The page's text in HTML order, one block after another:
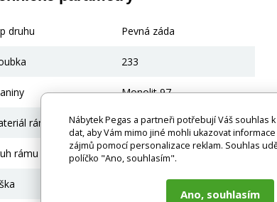
druhu Pevná záda
233
Monolit 97
rámu Dřevo
rámu Borovice
Nábytek Pegas a partneři potřebují Váš souhlas
dat, aby Vám mimo jiné mohli ukazovat informace
zájmů pomocí personalizace reklam. Souhlas
políčko "Ano, souhlasím".
Ano, souhlasím